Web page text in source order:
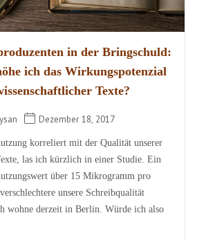
in der Bringschuld:
ich das Wirkungspotenzial
Texte?
Dezember 18, 2017
korreliert mit der Qualität unserer
las ich kürzlich in einer Studie. Ein
über 15 Mikrogramm pro
unsere Schreibqualität
wohne derzeit in Berlin. Würde ich also